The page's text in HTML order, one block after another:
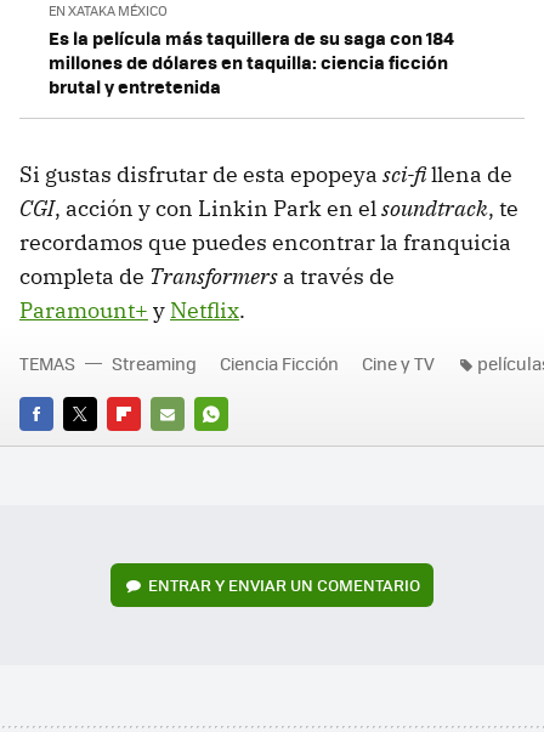
EN XATAKA MÉXICO
Es la película más taquillera de su saga con 184
millones de dólares en taquilla: ciencia ficción
brutal y entretenida
Si gustas disfrutar de esta epopeya sci-fillena de
CGI, acción y con Linkin Park en elsoundtrack, te
recordamos que puedes encontrar la franquicia
completa de Transformers a través de
Paramount+ y Netflix.
FACEBOOK
TWITTERFLIPBOARD
E-
WHATSAPP
TEMAS Streaming Ciencia Ficción Cine y TV
ENTRAR Y ENVIAR UN COMENTARIO